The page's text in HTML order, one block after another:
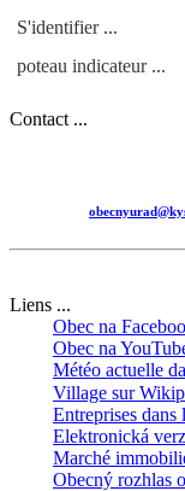
S'identifier ...
poteau indicateur ...
Contact ...
Liens ...
Obec na
Obec na
Météo actuelle
Village sur
Entreprises dans
Elektronická
Marché
Obecný rozhlas